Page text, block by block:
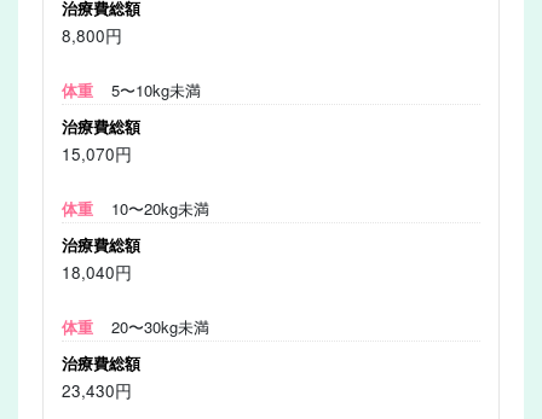
8,800円
5〜10kg未満
15,070円
10〜20kg未満
18,040円
20〜30kg未満
23,430円